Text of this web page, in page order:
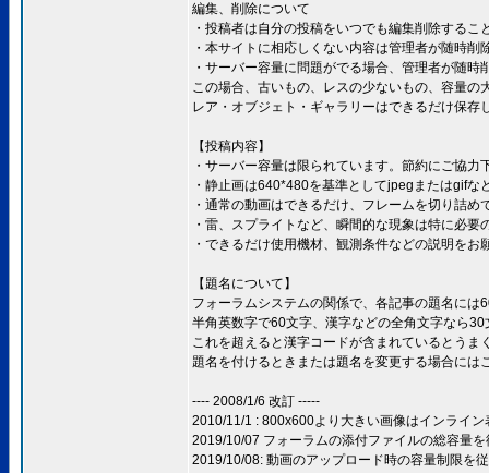
編集、削除について
・投稿者は自分の投稿をいつでも編集削除するこ
・本サイトに相応しくない内容は管理者が随時
・サーバー容量に問題がでる場合、管理者が随時
この場合、古いもの、レスの少ないもの、容量の
レア・オブジェト・ギャラリーはできるだけ保存
【投稿内容】
・サーバー容量は限られています。節約にご協力
・静止画は640*480を基準としてjpegまたはgif
・通常の動画はできるだけ、フレームを切り詰
・雷、スプライトなど、瞬間的な現象は特に必
・できるだけ使用機材、観測条件などの説明を
【題名について】
フォーラムシステムの関係で、各記事の題名に
半角英数字で60文字、漢字などの全角文字なら30
これを超えると漢字コードが含まれているとう
題名を付けるときまたは題名を変更する場合に
---- 2008/1/6 改訂 -----
2010/11/1 : 800x600より大きい画像はインライ
2019/10/07 フォーラムの添付ファイルの総容量
2019/10/08: 動画のアップロード時の容量制限を